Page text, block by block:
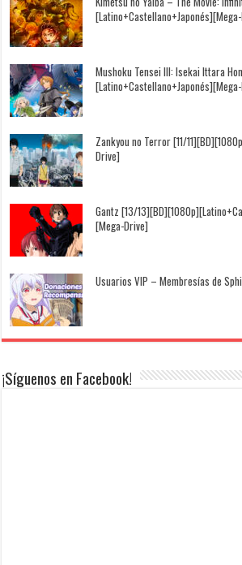
Mushoku Tensei III: Isekai Ittara
Zankyou no Terror [11/
Drive]
Gantz [13/
[Mega-Drive]
Usuarios VIP – Membresías de
¡Síguenos en Facebook!